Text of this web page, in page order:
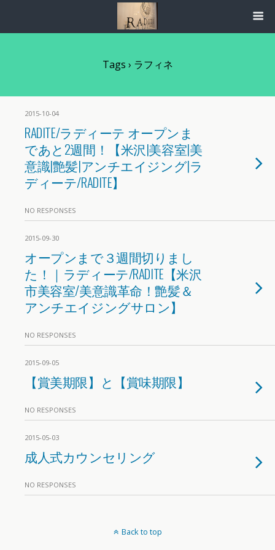
Tags › ラフィネ
2015-10-04
RADITE/ラディーテ オープンま
であと2週間！【米沢|美容室|美
意識|艶髪|アンチエイジング|ラ
ディーテ/RADITE】
NO RESPONSES
2015-09-30
オープンまで３週間切りまし
た！｜ラディーテ/RADITE【米沢
市美容室/美意識革命！艶髪＆
アンチエイジングサロン】
NO RESPONSES
2015-09-05
【賞美期限】と【賞味期限】
NO RESPONSES
2015-05-03
成人式カウンセリング
NO RESPONSES
Back to top